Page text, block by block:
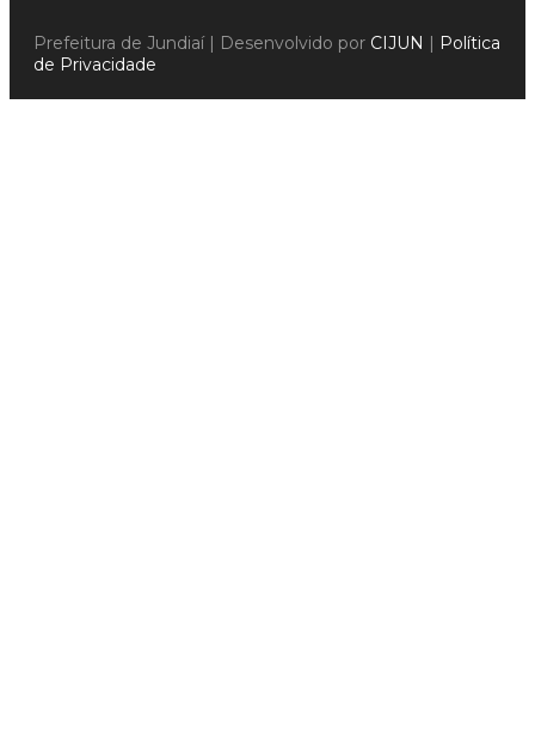
Prefeitura de Jundiaí | Desenvolvido por CIJUN | Política
de Privacidade